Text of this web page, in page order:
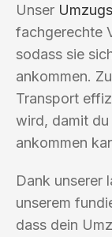
Unser
fachgerechte
sodass sie
ankommen.
Transport
wird, damit du
ankommen
Dank unserer
unserem
dass dein